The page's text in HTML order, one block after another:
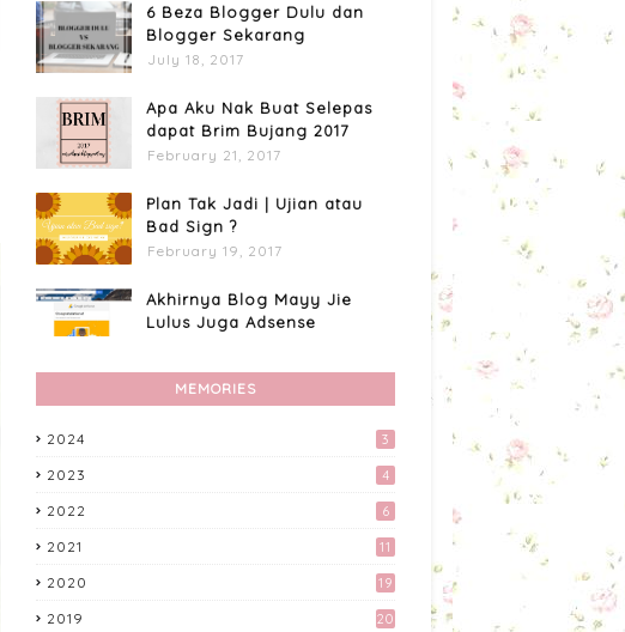
6 Beza Blogger Dulu dan
Blogger Sekarang
July 18, 2017
Apa Aku Nak Buat Selepas
dapat Brim Bujang 2017
February 21, 2017
Plan Tak Jadi | Ujian atau
Bad Sign ?
February 19, 2017
Akhirnya Blog Mayy Jie
Lulus Juga Adsense
Apa Aku Buat Dengan
MEMORIES
2024 3
2023 4
2022 6
2021 11
2020 19
2019 20